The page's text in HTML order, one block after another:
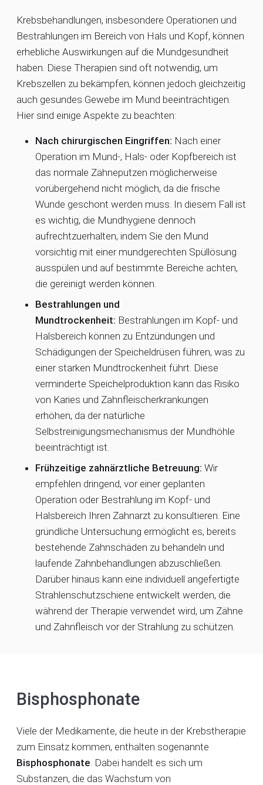
Krebsbehandlungen, insbesondere Operationen und
Bestrahlungen im Bereich von Hals und Kopf, können
erhebliche Auswirkungen auf die Mundgesundheit
haben. Diese Therapien sind oft notwendig, um
Krebszellen zu bekämpfen, können jedoch gleichzeitig
auch gesundes Gewebe im Mund beeinträchtigen.
Hier sind einige Aspekte zu beachten:
Nach chirurgischen Eingriffen: Nach einer
Operation im Mund-, Hals- oder Kopfbereich ist
das normale Zähneputzen möglicherweise
vorübergehend nicht möglich, da die frische
Wunde geschont werden muss. In diesem Fall ist
es wichtig, die Mundhygiene dennoch
aufrechtzuerhalten, indem Sie den Mund
vorsichtig mit einer mundgerechten Spüllösung
ausspülen und auf bestimmte Bereiche achten,
die gereinigt werden können.
Bestrahlungen und
Mundtrockenheit: Bestrahlungen im Kopf- und
Halsbereich können zu Entzündungen und
Schädigungen der Speicheldrüsen führen, was zu
einer starken Mundtrockenheit führt. Diese
verminderte Speichelproduktion kann das Risiko
von Karies und Zahnfleischerkrankungen
erhöhen, da der natürliche
Selbstreinigungsmechanismus der Mundhöhle
beeinträchtigt ist.
Frühzeitige zahnärztliche Betreuung: Wir
empfehlen dringend, vor einer geplanten
Operation oder Bestrahlung im Kopf- und
Halsbereich Ihren Zahnarzt zu konsultieren. Eine
gründliche Untersuchung ermöglicht es, bereits
bestehende Zahnschäden zu behandeln und
laufende Zahnbehandlungen abzuschließen.
Darüber hinaus kann eine individuell angefertigte
Strahlenschutzschiene entwickelt werden, die
während der Therapie verwendet wird, um Zähne
und Zahnfleisch vor der Strahlung zu schützen.
Bisphosphonate
Viele der Medikamente, die heute in der Krebstherapie
zum Einsatz kommen, enthalten sogenannte
Bisphosphonate. Dabei handelt es sich um
Substanzen, die das Wachstum von